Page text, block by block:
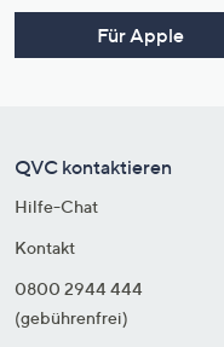
Für Apple
QVC kontaktieren
Hilfe-Chat
Kontakt
0800 2944 444
(gebührenfrei)